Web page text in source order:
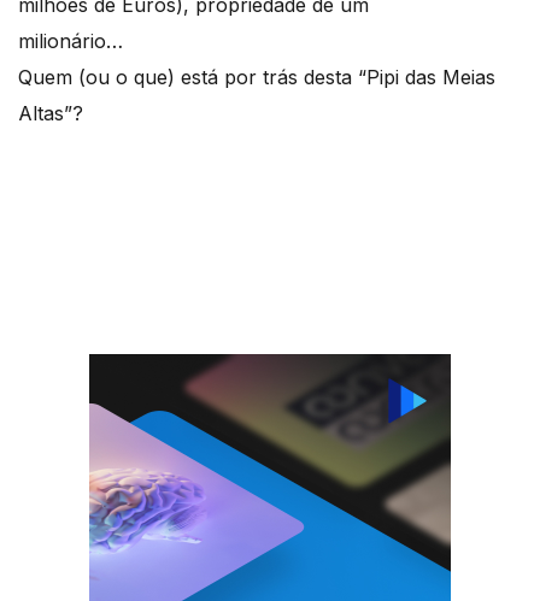
milionário…
Quem (ou o que) está por trás desta “Pipi das Meias
Altas”?